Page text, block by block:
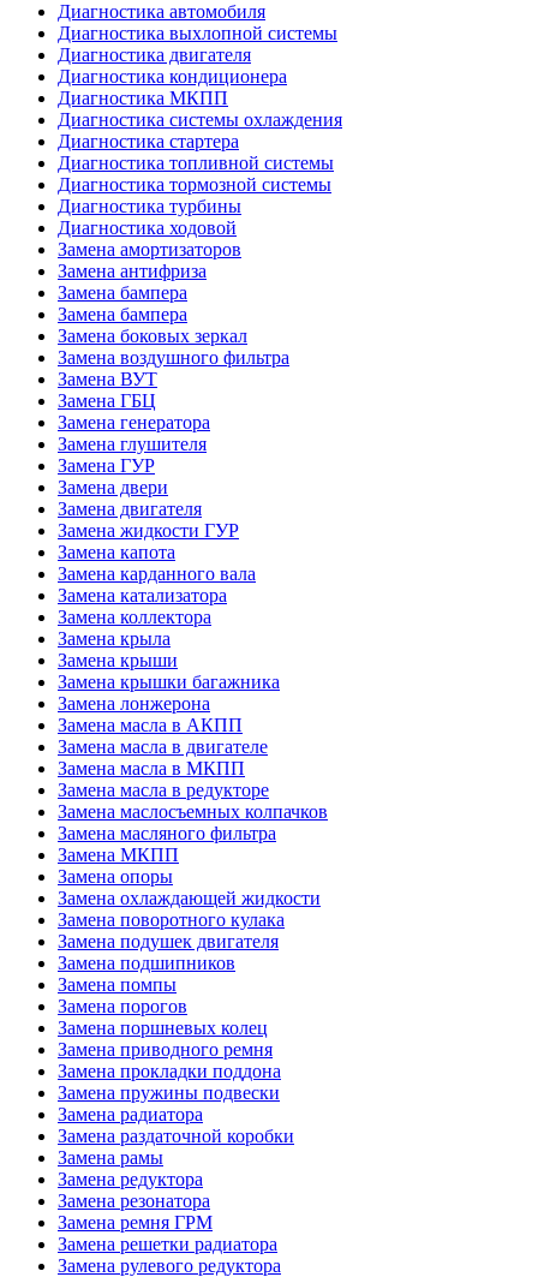
Диагностика автомобиля
Диагностика выхлопной системы
Диагностика двигателя
Диагностика кондиционера
Диагностика МКПП
Диагностика системы охлаждения
Диагностика стартера
Диагностика топливной системы
Диагностика тормозной системы
Диагностика турбины
Диагностика ходовой
Замена амортизаторов
Замена антифриза
Замена бампера
Замена бампера
Замена боковых зеркал
Замена воздушного фильтра
Замена ВУТ
Замена ГБЦ
Замена генератора
Замена глушителя
Замена ГУР
Замена двери
Замена двигателя
Замена жидкости ГУР
Замена капота
Замена карданного вала
Замена катализатора
Замена коллектора
Замена крыла
Замена крыши
Замена крышки багажника
Замена лонжерона
Замена масла в АКПП
Замена масла в двигателе
Замена масла в МКПП
Замена масла в редукторе
Замена маслосъемных колпачков
Замена масляного фильтра
Замена МКПП
Замена опоры
Замена охлаждающей жидкости
Замена поворотного кулака
Замена подушек двигателя
Замена подшипников
Замена помпы
Замена порогов
Замена поршневых колец
Замена приводного ремня
Замена прокладки поддона
Замена пружины подвески
Замена радиатора
Замена раздаточной коробки
Замена рамы
Замена редуктора
Замена резонатора
Замена ремня ГРМ
Замена решетки радиатора
Замена рулевого редуктора